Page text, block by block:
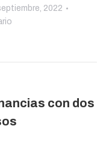
2022
con dos